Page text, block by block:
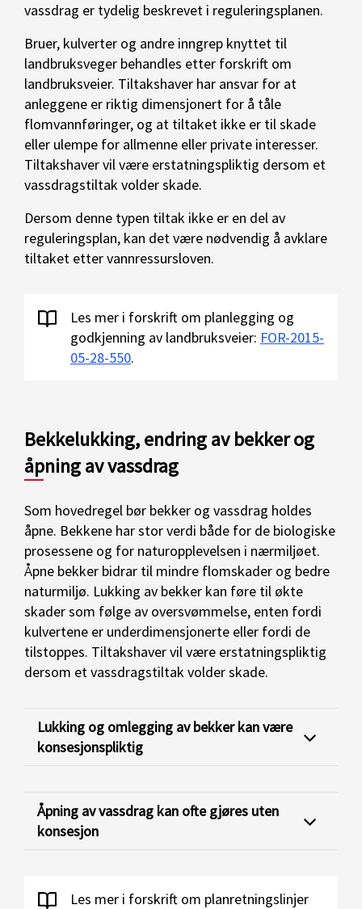
vassdrag er tydelig beskrevet i reguleringsplanen.
Bruer, kulverter og andre inngrep knyttet til
landbruksveger behandles etter forskrift om
landbruksveier. Tiltakshaver har ansvar for at
anleggene er riktig dimensjonert for å tåle
flomvannføringer, og at tiltaket ikke er til skade
eller ulempe for allmenne eller private interesser.
Tiltakshaver vil være erstatningspliktig dersom et
vassdragstiltak volder skade.
Dersom denne typen tiltak ikke er en del av
reguleringsplan, kan det være nødvendig å avklare
tiltaket etter vannressursloven.
Les mer i forskrift om planlegging og
godkjenning av landbruksveier: FOR-2015-
05-28-550.
Bekkelukking, endring av bekker og
åpning av vassdrag
Som hovedregel bør bekker og vassdrag holdes
åpne. Bekkene har stor verdi både for de biologiske
prosessene og for naturopplevelsen i nærmiljøet.
Åpne bekker bidrar til mindre flomskader og bedre
naturmiljø. Lukking av bekker kan føre til økte
skader som følge av oversvømmelse, enten fordi
kulvertene er underdimensjonerte eller fordi de
tilstoppes. Tiltakshaver vil være erstatningspliktig
dersom et vassdragstiltak volder skade.
Lukking og omlegging av bekker kan være
konsesjonspliktig
Åpning av vassdrag kan ofte gjøres uten
konsesjon
Les mer i forskrift om planretningslinjer